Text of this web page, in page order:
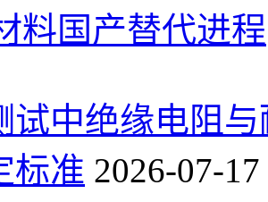
料国产替代进程
试中绝缘电阻
标准 2026-07-17